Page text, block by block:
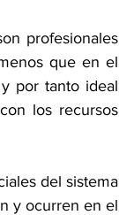
profesionales
que en el
por tanto ideal
los recursos
del sistema
y ocurren en el